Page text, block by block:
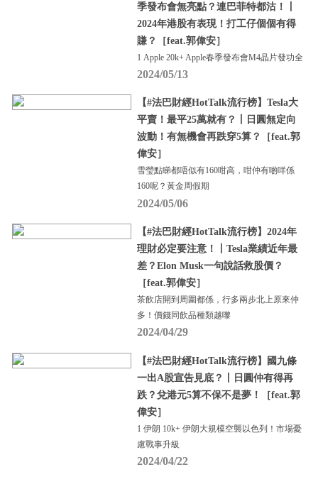
季發布會無亮點？連巴菲特都沽！丨
2024年港股有表現！打工仔個個有得
賺？［feat.郭偉安］
1 Apple 20k+ Apple春季發布會M4晶片發功全
2024/05/13
【#法巴財經HotTalk流行榜】Tesla大
平賣！最平25萬就有？丨日圓無定向
波動！有無機會再跌穿5算？［feat.郭
偉安］
雪瑩點睇都唔似有160咁高，咁仲有啲咩係
160呢？黃金周假期
2024/05/06
【#法巴財經HotTalk流行榜】2024年
理財必定要注意！丨Tesla業績近年最
差？Elon Musk一句說話救股價？
［feat.郭偉安］
茶飲店開到周圍都係，行多兩步北上原來仲
多！價錢同飲品種類越嚟
2024/04/29
【#法巴財經HotTalk流行榜】國九條
一出A股宣告見底？丨日圓仲有得再
跌？兌港元5算不保不是夢！［feat.郭
偉安］
1 伊朗 10k+ 伊朗大規模空襲以色列！市場憂
慮戰事升級
2024/04/22